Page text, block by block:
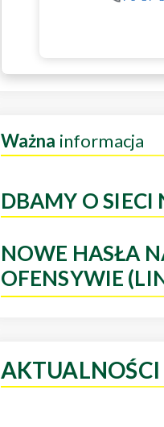
Ważna informacja
DBAMY O SIECI
NOWE HASŁA
OFENSYWIE
AKTUALNOŚCI